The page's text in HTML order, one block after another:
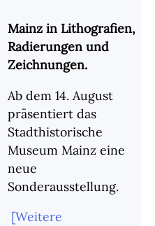
Mainz in Lithografien,
Radierungen und
Zeichnungen.
Ab dem 14. August
präsentiert das
Stadthistorische
Museum Mainz eine
neue
Sonderausstellung.
[Weitere